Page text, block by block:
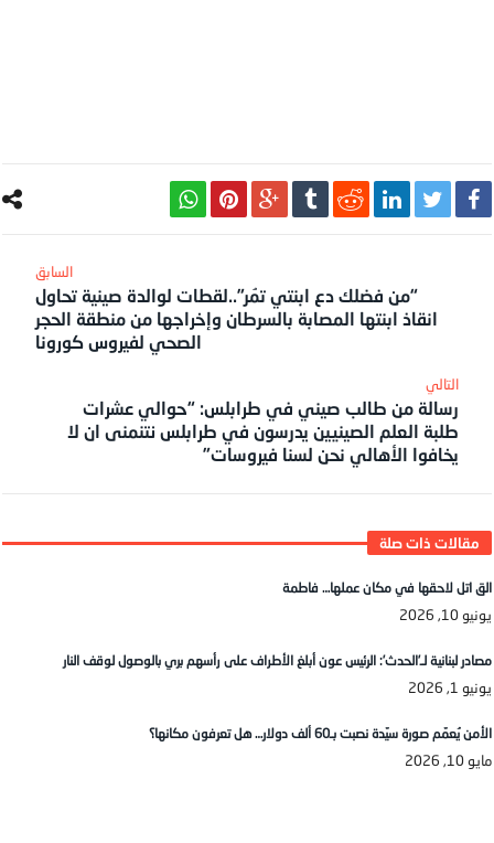
“من فضلك دع ابنتي تمُر”..لقطات لوالدة صينية تحاول
انقاذ ابنتها المصابة بالسرطان وإخراجها من منطقة الحجر
الصحي لفيروس كورونا
‎التالي
رسالة من طالب صيني في طرابلس: “حوالي عشرات
طلبة العلم الصينيين يدرسون في طرابلس نتنمنى ان لا
يخافوا الأهالي نحن لسنا فيروسات”
الق اتل لاحقها في مكان عملها… فاطمة
يونيو 10, 2026
مصادر لبنانية لـ’الحدث’: الرئيس عون أبلغ الأطراف على رأسهم بري بالوصول لوقف النار
يونيو 1, 2026
الأمن يُعمّم صورة سيّدة نصبت بـ60 ألف دولار… هل تعرفون مكانها؟
مايو 10, 2026